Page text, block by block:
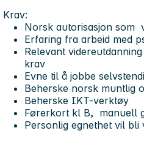
Krav:
Norsk autorisasjon som
Erfaring fra arbeid med
Relevant
krav
Evne til å jobbe
Beherske norsk muntlig
Beherske IKT-verktøy
Førerkort kl B,
Personlig